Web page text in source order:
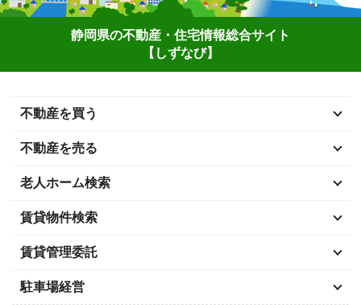
静岡県の不動産・住宅情報総合サイト
【しずなび】
不動産を買う
不動産を売る
老人ホーム検索
賃貸物件検索
賃貸管理委託
駐車場経営